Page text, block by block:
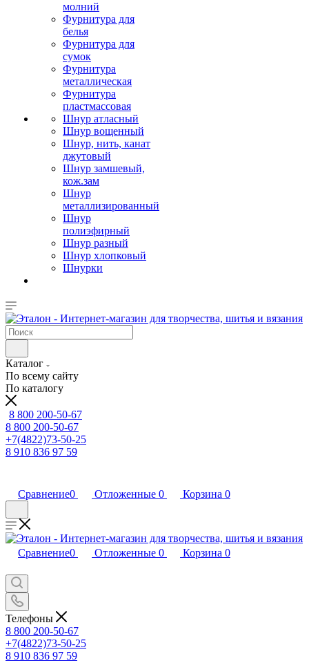
молний
Фурнитура для
белья
Фурнитура для
сумок
Фурнитура
металлическая
Фурнитура
пластмассовая
Шнур атласный
Шнур вощенный
Шнур, нить, канат
джутовый
Шнур замшевый,
кож.зам
Шнур
металлизированный
Шнур
полиэфирный
Шнур разный
Шнур хлопковый
Шнурки
Каталог
По всему сайту
По каталогу
8 800 200-50-67
8 800 200-50-67
+7(4822)73-50-25
8 910 836 97 59
Сравнение0 Отложенные 0 Корзина 0
Сравнение0 Отложенные 0 Корзина 0
Телефоны
8 800 200-50-67
+7(4822)73-50-25
8 910 836 97 59